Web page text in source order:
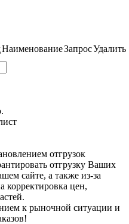
НаименованиеЗапросУдалить
отгрузок
отгрузку Ваших
сайте, а также из-за
корректировка цен,
к рыночной ситуации и